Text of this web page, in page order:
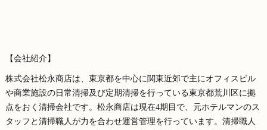
【会社紹介】
株式会社松永商店は、東京都を中心に関東近郊で主にオフィスビル
や商業施設の日常清掃及び定期清掃を行っている東京都荒川区に拠
点をおく清掃会社です。松永商店は現在4期目で、元ホテルマンのス
タッフと清掃職人が力を合わせ運営管理を行っています。清掃職人